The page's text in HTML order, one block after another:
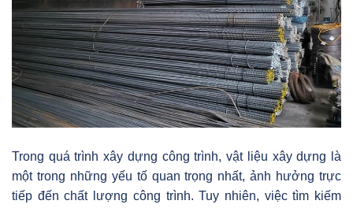
Trong quá trình xây dựng công trình, vật liệu xây dựng là
một trong những yếu tố quan trọng nhất, ảnh hưởng trực
tiếp đến chất lượng công trình. Tuy nhiên, việc tìm kiếm